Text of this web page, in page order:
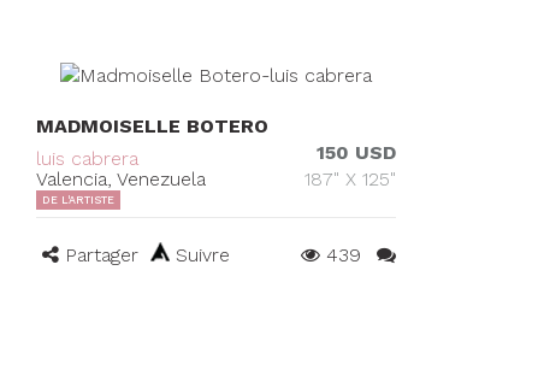
MADMOISELLE BOTERO
luis cabrera
Valencia, Venezuela
150 USD
187" X 125"
DE L'ARTISTE
Partager Suivre 439